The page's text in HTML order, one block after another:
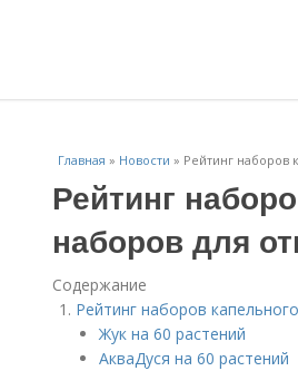
Главная » Новости » Рейтинг наборов
Рейтинг
наборов для
Содержание
Рейтинг наборов
Жук на 60 растений
АкваДуся на 60 растений